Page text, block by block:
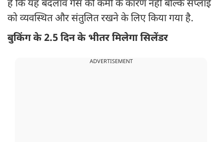
है कि यह बदलाव गैस की कमी के कारण नहीं बल्कि सप्लाई
को व्यवस्थित और संतुलित रखने के लिए किया गया है.
बुकिंग के 2.5 दिन के भीतर मिलेगा सिलेंडर
ADVERTISEMENT